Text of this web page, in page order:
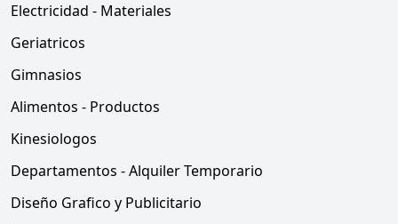
Electricidad - Materiales
Geriatricos
Gimnasios
Alimentos - Productos
Kinesiologos
Departamentos - Alquiler Temporario
Diseño Grafico y Publicitario